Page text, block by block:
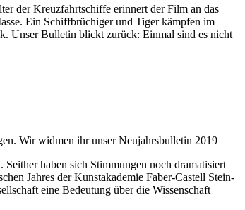
der Kreuzfahrtschiffe erinnert der Film an das
Ein Schiffbrüchiger und Tiger kämpfen im
Unser Bulletin blickt zurück: Einmal sind es nicht
Wir widmen ihr unser Neujahrsbulletin 2019
haben sich Stimmungen noch dramatisiert
Jahres der Kunstakademie Faber-Castell Stein-
eine Bedeutung über die Wissenschaft